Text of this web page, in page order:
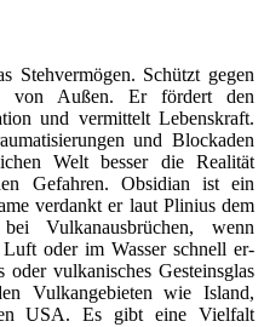
Stehvermögen. Schützt gegen
von Außen. Er fördert den
und vermittelt Lebenskraft.
und Blockaden
Welt besser die Realität
Gefahren. Obsidian ist ein
verdankt er laut Plinius dem
Vulkan­ausbrüchen, wenn
oder im Wasser schnell er­
vulkanisches Gesteinsglas
Vulkangebie­ten wie Island,
USA. Es gibt eine Vielfalt